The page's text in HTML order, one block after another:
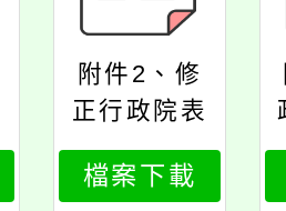
附件2、修
正行政院表
揚模範公務
人員要點第
檔案下載